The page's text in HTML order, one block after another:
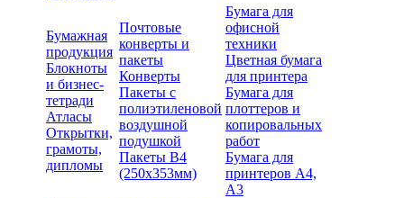
Бумажная
продукция
Блокноты
и бизнес-
тетради
Атласы
Открытки,
грамоты,
дипломы
Почтовые
конверты и
пакеты
Конверты
Пакеты с
полиэтиленовой
воздушной
подушкой
Пакеты В4
(250х353мм)
Бумага для
офисной
техники
Цветная бумага
для принтера
Бумага для
плоттеров и
копировальных
работ
Бумага для
принтеров А4,
А3